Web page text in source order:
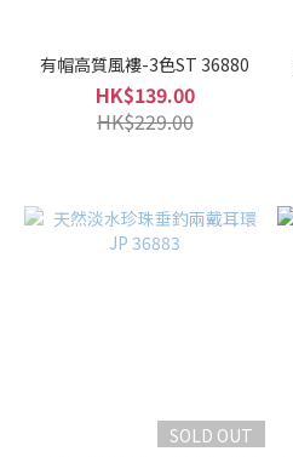
有帽高質風褸-3色ST 36880
HK$139.00
HK$229.00
SOLD OUT